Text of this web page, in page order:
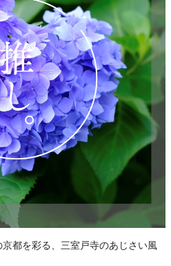
京都を彩る、三室戸寺のあじさい風